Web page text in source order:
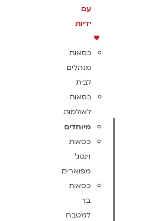
עם
ידיות
כסאות
מנהלים
לבית
כסאות
לאולמות
מיוחדים
כסאות
וינטג'
מפוארים
כסאות
בר
למטבח